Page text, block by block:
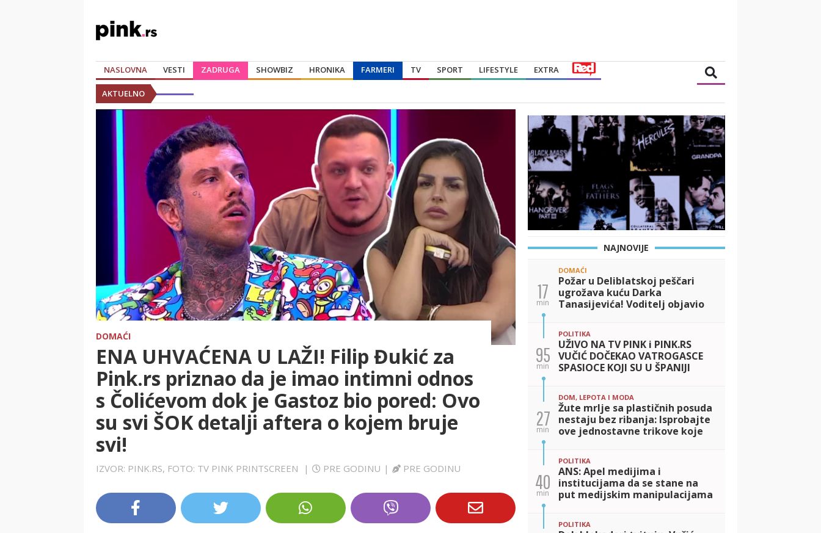
NASLOVNA VESTI ZADRUGA SHOWBIZ HRONIKA FARMERI TV SPORT LIFESTYLE EXTRA
AKTUELNO
DOMAĆI
ENA UHVAĆENA U LAŽI! Filip Đukić za
Pink.rs priznao da je imao intimni odnos
s Čolićevom dok je Gastoz bio pored: Ovo
su svi ŠOK detalji aftera o kojem bruje
svi!
IZVOR: PINK.RS, FOTO: TV PINK PRINTSCREEN | PRE GODINU | PRE GODINU
NAJNOVIJE
17
min
DOMAĆI
Požar u Deliblatskoj peščari
ugrožava kuću Darka
Tanasijevića! Voditelj objavio
scene
95
min
POLITIKA
UŽIVO NA TV PINK i PINK.RS
VUČIĆ DOČEKAO VATROGASCE
SPASIOCE KOJI SU U ŠPANIJI
svima nama
27
min
DOM, LEPOTA I MODA
Žute mrlje sa plastičnih posuda
nestaju bez ribanja: Isprobajte
ove jednostavne trikove koje
40
min
POLITIKA
ANS: Apel medijima i
institucijama da se stane na
put medijskim manipulacijama
POLITIKA